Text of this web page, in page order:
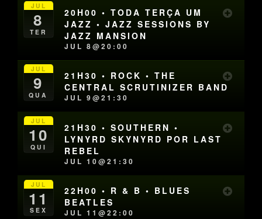
JUL
8
TER
20H00 • TODA TERÇA UM
JAZZ • JAZZ SESSIONS BY
JAZZ MANSION
JUL 8@20:00
JUL
9
QUA
21H30 • ROCK • THE
CENTRAL SCRUTINIZER BAND
JUL 9@21:30
JUL
10
QUI
21H30 • SOUTHERN •
LYNYRD SKYNYRD POR LAST
REBEL
JUL 10@21:30
JUL
11
SEX
22H00 • R & B • BLUES
BEATLES
JUL 11@22:00